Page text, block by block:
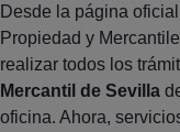
Desde la página
Propiedad y
realizar todos los
Mercantil de Sevilla
oficina. Ahora,